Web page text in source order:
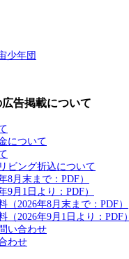
少年団
告掲載について
について
ビング折込について
8月末まで：PDF）
9月1日より：PDF）
（2026年8月末まで：PDF）
（2026年9月1日より：PDF）
い合わせ
わせ